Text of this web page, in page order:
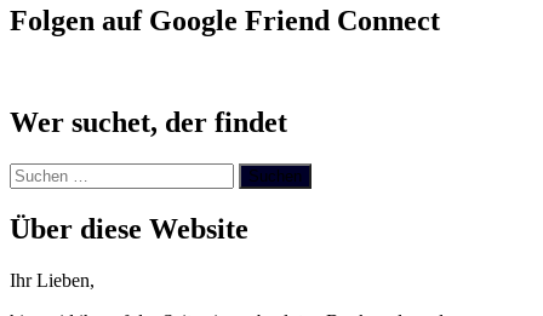
Folgen auf Google Friend Connect
Wer suchet, der findet
Suchen
nach:
Über diese Website
Ihr Lieben,